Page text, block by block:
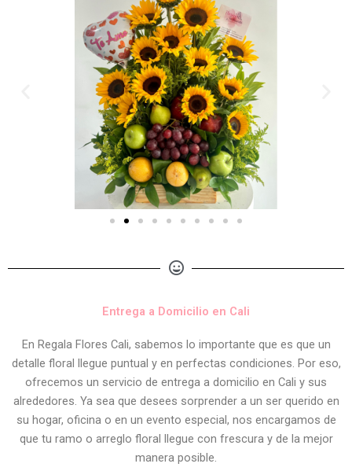
Entrega a Domicilio en Cali
En Regala Flores Cali, sabemos lo importante que es que un
detalle floral llegue puntual y en perfectas condiciones. Por eso,
ofrecemos un servicio de entrega a domicilio en Cali y sus
alrededores. Ya sea que desees sorprender a un ser querido en
su hogar, oficina o en un evento especial, nos encargamos de
que tu ramo o arreglo floral llegue con frescura y de la mejor
manera posible.